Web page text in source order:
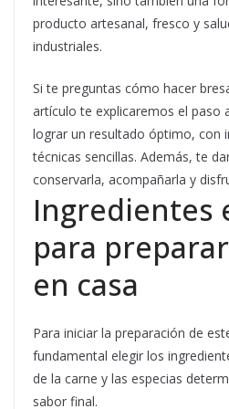
producto artesanal, fresco y
industriales.
Si te preguntas cómo hacer
artículo te explicaremos el paso
lograr un resultado óptimo, con
técnicas sencillas. Además, te
conservarla, acompañarla y
Ingredientes
para
en casa
Para iniciar la preparación de
fundamental elegir los
de la carne y las especias
sabor final.